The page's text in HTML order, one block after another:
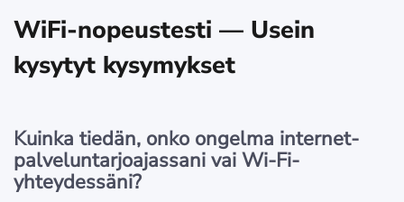
WiFi-nopeustesti — Usein
kysytyt kysymykset
Kuinka tiedän, onko ongelma internet-
palveluntarjoajassani vai Wi-Fi-
yhteydessäni?